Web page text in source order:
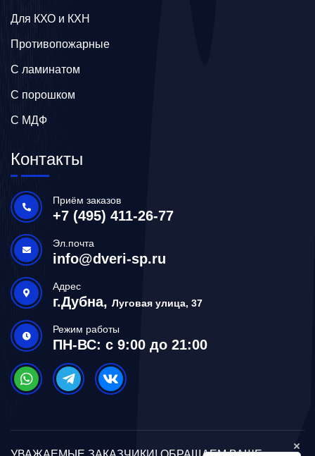
Для КХО и КХН
Противопожарные
С ламинатом
С порошком
С МДФ
Контакты
Приём заказов
+7 (495) 411-26-77
Эл.почта
info@dveri-sp.ru
Адрес
г.Дубна, Луговая улица, 37
Режим работы
ПН-ВС: с 9:00 до 21:00